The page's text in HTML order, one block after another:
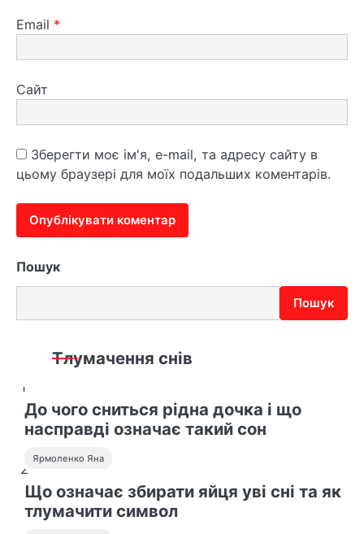
Email *
Сайт
Зберегти моє ім'я, e-mail, та адресу сайту в
цьому браузері для моїх подальших коментарів.
Пошук
Пошук
Тлумачення снів
1
До чого сниться рідна дочка і що
насправді означає такий сон
Ярмоленко Яна
2
Що означає збирати яйця уві сні та як
тлумачити символ